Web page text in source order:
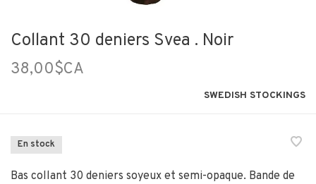
Collant 30 deniers Svea . Noir
38,00$CA
SWEDISH STOCKINGS
En stock
Bas collant 30 deniers soyeux et semi-opaque. Bande de